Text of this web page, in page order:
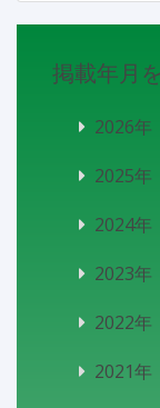
掲載年月
2026年
2025年
2024年
2023年
2022年
2021年